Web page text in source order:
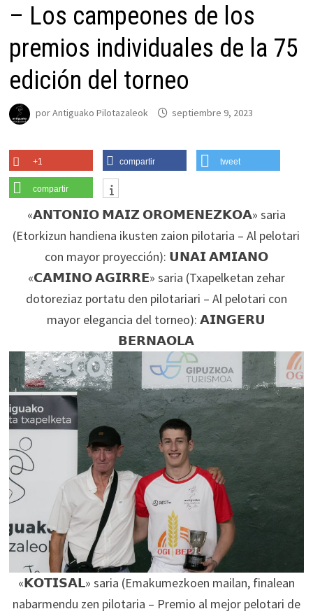
– Los campeones de los
premios individuales de la 75
edición del torneo
porAntiguako Pilotazaleok septiembre 9, 2023
+1 compartir tweet
compartir
«𝗔𝗡𝗧𝗢𝗡𝗜𝗢 𝗠𝗔𝗜𝗭 𝗢𝗥𝗢𝗠𝗘𝗡𝗘𝗭𝗞𝗢𝗔» saria
(Etorkizun handiena ikusten zaion pilotaria – Al pelotari
con mayor proyección): 𝗨𝗡𝗔𝗜 𝗔𝗠𝗜𝗔𝗡𝗢
«𝗖𝗔𝗠𝗜𝗡𝗢 𝗔𝗚𝗜𝗥𝗥𝗘» saria (Txapelketan zehar
dotoreziaz portatu den pilotariari – Al pelotari con
mayor elegancia del torneo): 𝗔𝗜𝗡𝗚𝗘𝗥𝗨
𝗕𝗘𝗥𝗡𝗔𝗢𝗟𝗔
«𝗞𝗢𝗧𝗜𝗦𝗔𝗟» saria (Emakumezkoen mailan, finalean
nabarmendu zen pilotaria – Premio al mejor pelotari de